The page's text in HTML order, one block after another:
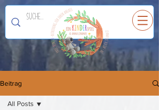
EinKINDERspiel
Beitrag
All Posts